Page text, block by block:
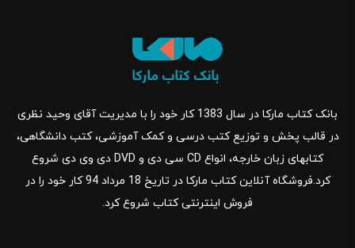
بانک کتاب مارکا در سال 1383 کار خود را با مدیریت آقای وحید نظری
در قالب پخش و توزیع کتب درسی و کمک آموزشی، کتب دانشگاهی،
کتابهای زبان خارجه، انواع CD سی دی و DVD دی وی دی شروع
کرد.فروشگاه آنلاین کتاب مارکا در تاریخ 18 مرداد 94 کار خود را در
فروش اینترنتی کتاب شروع کرد.